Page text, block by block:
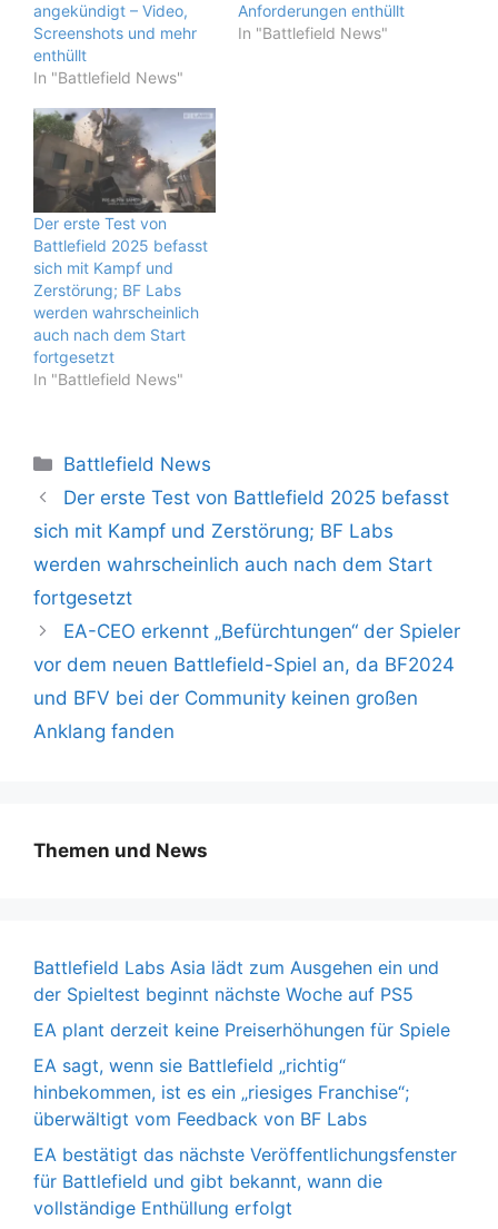
angekündigt – Video,
Screenshots und mehr
enthüllt
In "Battlefield News"
Anforderungen enthüllt
In "Battlefield News"
Der erste Test von
Battlefield 2025 befasst
sich mit Kampf und
Zerstörung; BF Labs
werden wahrscheinlich
auch nach dem Start
fortgesetzt
In "Battlefield News"
Kategorien
Battlefield News
Der erste Test von Battlefield 2025 befasst
sich mit Kampf und Zerstörung; BF Labs
werden wahrscheinlich auch nach dem Start
fortgesetzt
EA-CEO erkennt „Befürchtungen“ der Spieler
vor dem neuen Battlefield-Spiel an, da BF2024
und BFV bei der Community keinen großen
Anklang fanden
Themen und News
Battlefield Labs Asia lädt zum Ausgehen ein und
der Spieltest beginnt nächste Woche auf PS5
EA plant derzeit keine Preiserhöhungen für Spiele
EA sagt, wenn sie Battlefield „richtig“
hinbekommen, ist es ein „riesiges Franchise“;
überwältigt vom Feedback von BF Labs
EA bestätigt das nächste Veröffentlichungsfenster
für Battlefield und gibt bekannt, wann die
vollständige Enthüllung erfolgt